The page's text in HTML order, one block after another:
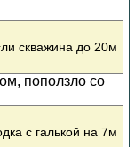
скважина до 20м
поползло со
с галькой на 7м